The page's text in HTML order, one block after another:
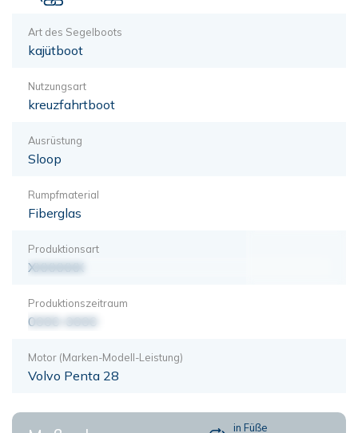
Art des Segelboots
kajütboot
Nutzungsart
kreuzfahrtboot
Ausrüstung
Sloop
Rumpfmaterial
Fiberglas
Produktionsart
XXXXXXX
Produktionszeitraum
0000-0000
Motor (Marken-Modell-Leistung)
Volvo Penta 28
in Füße